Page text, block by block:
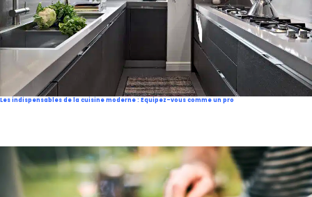
Les indispensables de la cuisine moderne : Equipez-vous comme un pro